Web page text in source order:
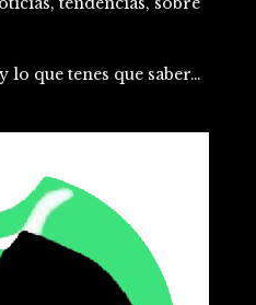
lo que tenes que saber…